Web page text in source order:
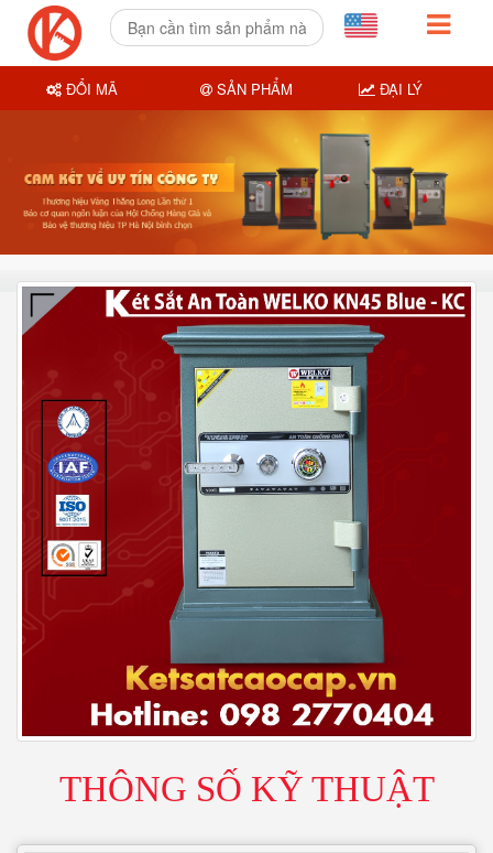
THÔNG SỐ KỸ THUẬT
ĐỔI MÃ SẢN PHẨM ĐẠI LÝ